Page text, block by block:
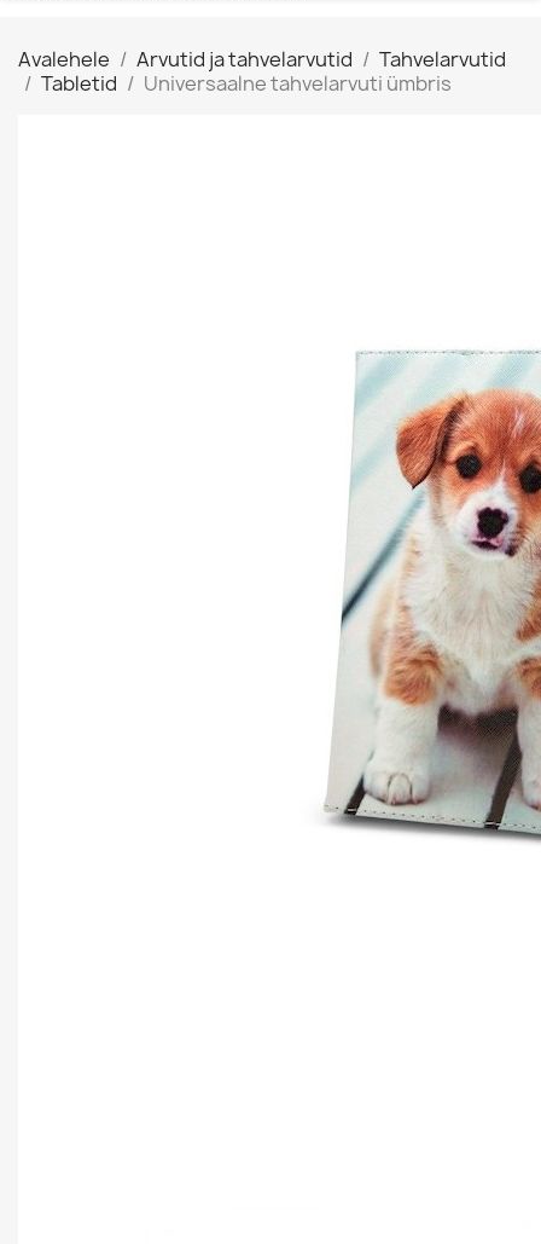
Avalehele Arvutid ja tahvelarvutid
Tahvelarvutid
Tabletid
Universaalne tahvelarvuti ümbris